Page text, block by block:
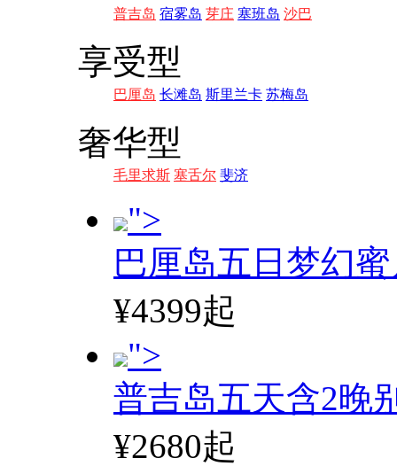
普吉岛 宿雾岛 芽庄 塞班岛 沙巴
享受型
巴厘岛 长滩岛 斯里兰卡 苏梅岛
奢华型
毛里求斯 塞舌尔 斐济
">
巴厘岛五日梦幻
¥4399起
">
普吉岛五天含2晚
¥2680起